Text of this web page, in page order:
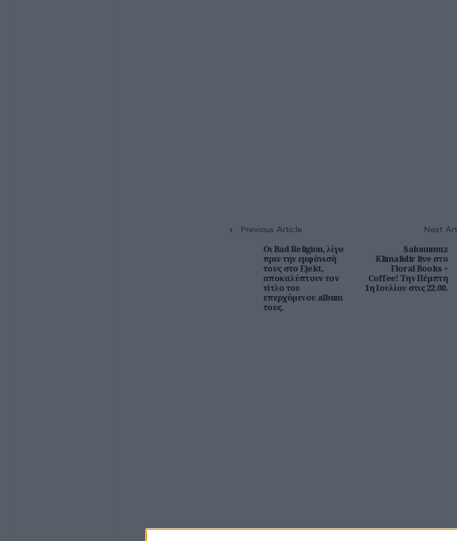
Previous Article
Οι Bad Religion, λίγο
πριν την εμφάνισή
τους στο Ejekt,
αποκαλύπτουν τον
τίτλο του
επερχόμενου album
τους.
Next
Salonumuz
Klimalidir live στο
Floral Books +
Coffee! Την Πέμπτη
1η Ιουλίου στις 22.00.